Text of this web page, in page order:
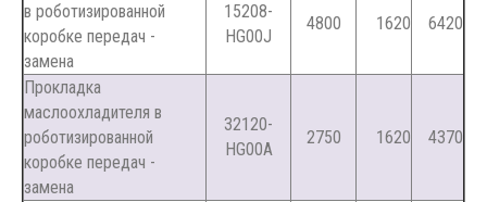
в роботизированной
коробке передач -
замена
15208-
HG00J
4800 1620 6420
Прокладка
маслоохладителя в
роботизированной
коробке передач -
замена
32120-
HG00A
2750 1620 4370